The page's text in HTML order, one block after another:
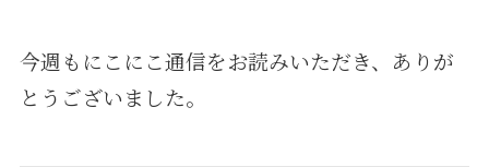
今週もにこにこ通信をお読みいただき、ありが
とうございました。